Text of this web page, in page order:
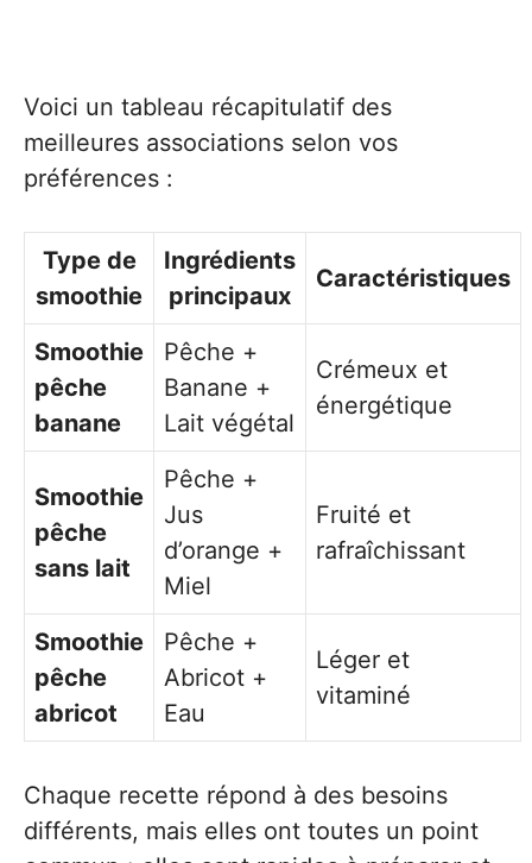
Voici un tableau récapitulatif des
meilleures associations selon vos
préférences :
Type de
smoothie
Ingrédients
principaux
Caractéristiques
Smoothie
pêche
banane
Pêche +
Banane +
Lait végétal
Crémeux et
énergétique
Smoothie
pêche
sans lait
Pêche +
Jus
d’orange +
Miel
Fruité et
rafraîchissant
Smoothie
pêche
abricot
Pêche +
Abricot +
Eau
Léger et
vitaminé
Chaque recette répond à des besoins
différents, mais elles ont toutes un point